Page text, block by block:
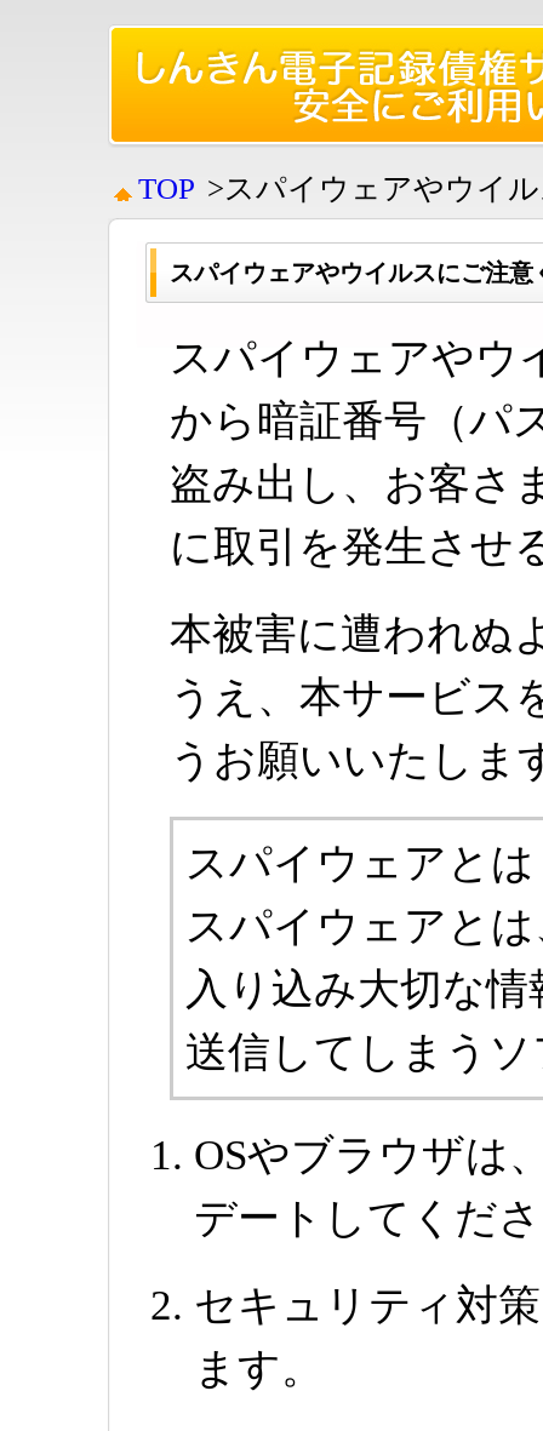
TOP >スパイウェアやウイ
スパイウェアやウイルスにご注意
スパイウェアやウ
から暗証番号（パ
盗み出し、お客さ
に取引を発生させ
本被害に遭われぬ
うえ、本サービス
うお願いいたしま
スパイウェアとは
スパイウェアと
入り込み大切な
送信してしまう
OSやブラウザは
デートしてくだ
セキュリティ対
ます。